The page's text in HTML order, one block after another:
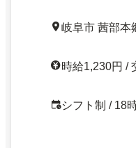
岐阜市 茜部本
時給1,230円 /
シフト制 / 18